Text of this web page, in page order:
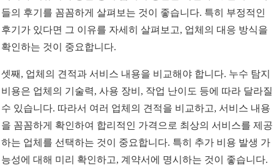
들의 후기를 꼼꼼하게 살펴보는 것이 좋습니다. 특히 부정적인
후기가 있다면 그 이유를 자세히 살펴보고, 업체의 대응 방식을
확인하는 것이 중요합니다.
셋째, 업체의 견적과 서비스 내용을 비교해야 합니다. 누수 탐지
비용은 업체의 기술력, 사용 장비, 작업 난이도 등에 따라 달라질
수 있습니다. 따라서 여러 업체의 견적을 비교하고, 서비스 내용
을 꼼꼼하게 확인하여 합리적인 가격으로 최상의 서비스를 제공
하는 업체를 선택하는 것이 중요합니다. 특히 추가 비용 발생 가
능성에 대해 미리 확인하고, 계약서에 명시하는 것이 좋습니다.